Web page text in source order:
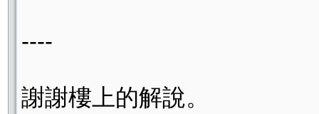
----
謝謝樓上的解說。